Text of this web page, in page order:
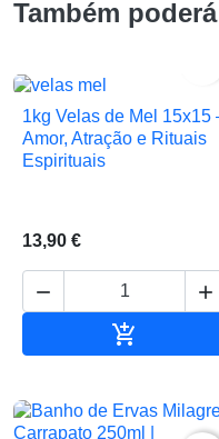
Também
1kg Velas de Mel 15x15
Amor, Atração e Rituais
Espirituais
13,90 €
 
